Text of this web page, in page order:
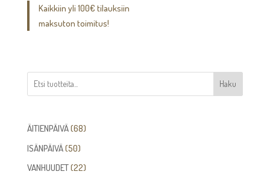
Kaikkiin yli 100€ tilauksiin
maksuton toimitus!
Haku
ÄITIENPÄIVÄ 6868
ISÄNPÄIVÄ 5050
tuotetta
VANHUUDET 2222